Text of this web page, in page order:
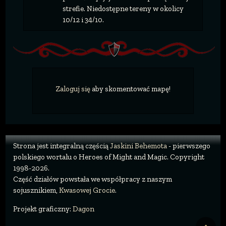
strefie. Niedostępne tereny w okolicy
10/12 i 34/10.
Zaloguj sięaby skomentować mapę!
Strona jest integralną częściąJaskini Behemota- pierwszego
polskiego wortalu o Heroes of Might and Magic. Copyright
1998-2026.
Część działów powstała we współpracy z naszym
sojusznikiem, Kwasowej Grocie.
Projekt graficzny: Dagon